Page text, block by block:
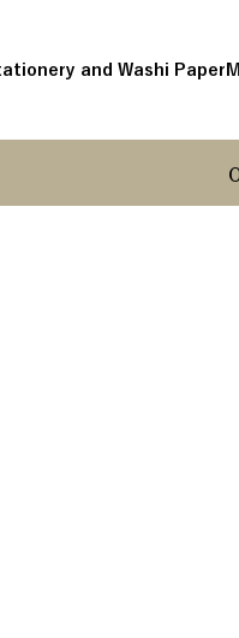
and Washi Paper